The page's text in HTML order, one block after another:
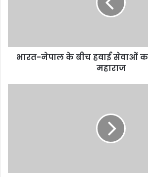
भारत-नेपाल के बीच हवाई सेवाओं
महाराज